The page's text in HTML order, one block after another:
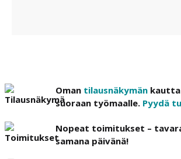
Oman tilausnäkymän
suoraan työmaalle. Pyydä
Nopeat toimitukset –
samana päivänä!